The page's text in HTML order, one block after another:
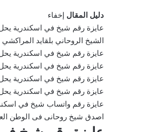
دليل المقال إخفاء
عايزة رقم شيخ في اسكندرية
الشيخ الروحاني بلقايد
عايزة رقم شيخ في اسكندرية
عايزة رقم شيخ في اسكندرية
عايزة رقم شيخ في اسكندرية
عايزة رقم شيخ في اسكندرية
عايزة رقم واتساب شيخ في
اصدق شيخ روحانى فى الوطن